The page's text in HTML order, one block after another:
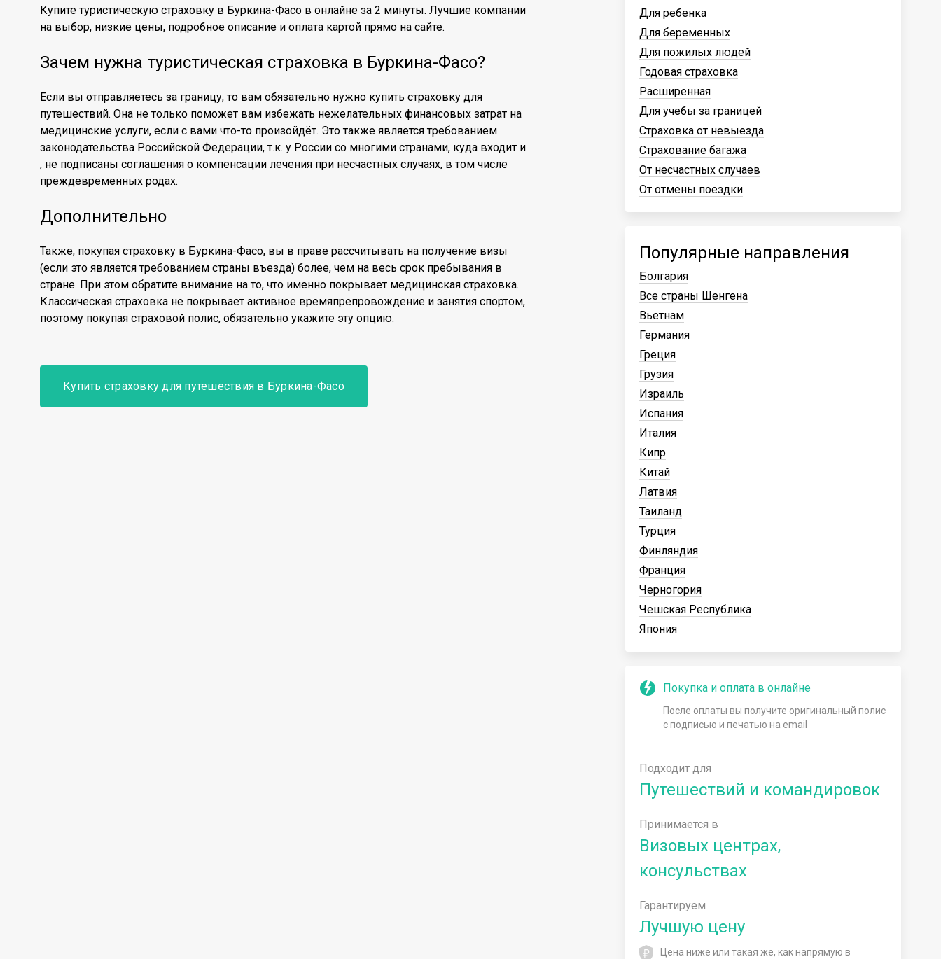
Купите туристическую страховку в Буркина-Фасо в онлайне за 2 минуты. Лучшие компании
на выбор, низкие цены, подробное описание и оплата картой прямо на сайте.
Зачем нужна туристическая страховка в Буркина-Фасо?
Если вы отправляетесь за границу, то вам обязательно нужно купить страховку для
путешествий. Она не только поможет вам избежать нежелательных финансовых затрат на
медицинские услуги, если с вами что-то произойдёт. Это также является требованием
законодательства Российской Федерации, т.к. у России со многими странами, куда входит и
, не подписаны соглашения о компенсации лечения при несчастных случаях, в том числе
преждевременных родах.
Дополнительно
Также, покупая страховку в Буркина-Фасо, вы в праве рассчитывать на получение визы
(если это является требованием страны въезда) более, чем на весь срок пребывания в
стране. При этом обратите внимание на то, что именно покрывает медицинская страховка.
Классическая страховка не покрывает активное времяпрепровождение и занятия спортом,
поэтому покупая страховой полис, обязательно укажите эту опцию.
Купить страховку для путешествия в Буркина-Фасо
Для ребенка
Для беременных
Для пожилых людей
Годовая страховка
Расширенная
Для учебы за границей
Страховка от невыезда
Страхование багажа
От несчастных случаев
От отмены поездки
Популярные направления
Болгария
Все страны Шенгена
Вьетнам
Германия
Греция
Грузия
Израиль
Испания
Италия
Кипр
Китай
Латвия
Таиланд
Турция
Финляндия
Франция
Черногория
Чешская Республика
Япония
Покупка и оплата в онлайне
После оплаты вы получите оригинальный полис
с подписью и печатью на email
Подходит для
Путешествий и командировок
Принимается в
Визовых центрах,
консульствах
Гарантируем
Лучшую цену
Цена ниже или такая же, как напрямую в